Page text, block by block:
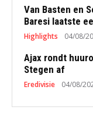
Van Basten en
Baresi laatste
Highlights 04/08/
Ajax rondt
Stegen af
Eredivisie 04/08/